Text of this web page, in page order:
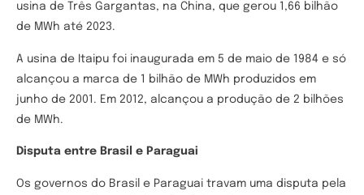
usina de Três Gargantas, na China, que gerou 1,66 bilhão
de MWh até 2023.
A usina de Itaipu foi inaugurada em 5 de maio de 1984 e só
alcançou a marca de 1 bilhão de MWh produzidos em
junho de 2001. Em 2012, alcançou a produção de 2 bilhões
de MWh.
Disputa entre Brasil e Paraguai
Os governos do Brasil e Paraguai travam uma disputa pela